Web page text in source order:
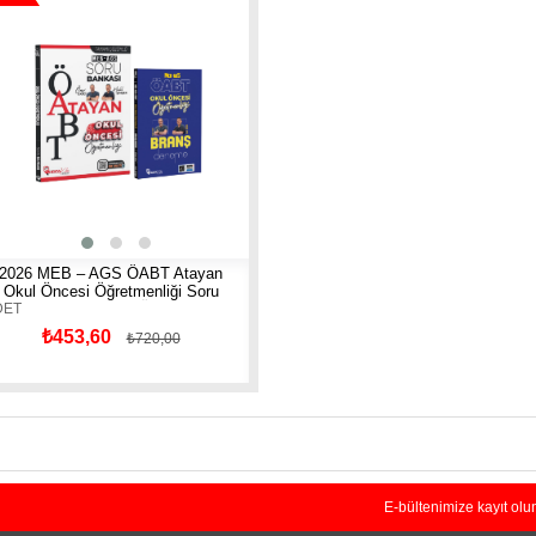
2026 MEB – AGS ÖABT Atayan
Okul Öncesi Öğretmenliği Soru
Branş Deneme 2 Li
Set
₺453,60 ₺720,00
E-bültenimize kayıt